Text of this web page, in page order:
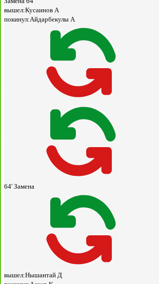
вышел:Кусаинов А
покинул:Айдарбекулы А
64' Замена
вышел:Нышантай Д